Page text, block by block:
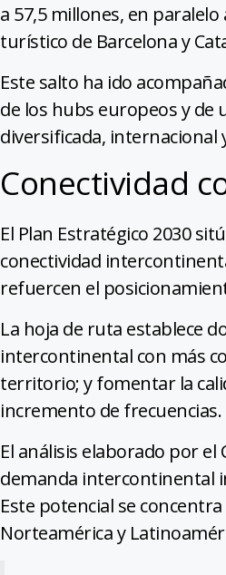
a 57,5 ​​millones, en
turístico de Barcelona y
Este salto ha ido
de los hubs europeos y de
diversificada, internacional
Conectividad
El Plan Estratégico 2030
conectividad
refuercen el
La hoja de ruta establece
intercontinental con más
territorio; y fomentar la
incremento de frecuencias.
El análisis elaborado por el
demanda intercontinental
Este potencial se
Norteamérica y